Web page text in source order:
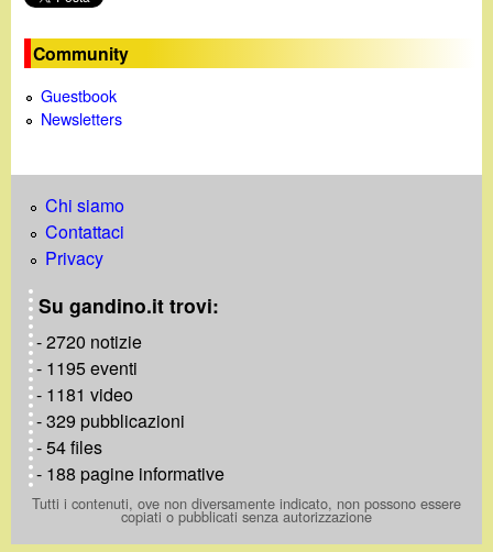
Community
Guestbook
Newsletters
Chi siamo
Contattaci
Privacy
Su gandino.it trovi:
- 2720 notizie
- 1195 eventi
- 1181 video
- 329 pubblicazioni
- 54 files
- 188 pagine informative
Tutti i contenuti, ove non diversamente indicato, non possono essere
copiati o pubblicati senza autorizzazione